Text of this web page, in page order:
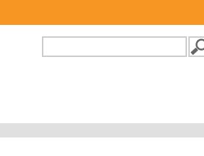
FORMULAIRE DE